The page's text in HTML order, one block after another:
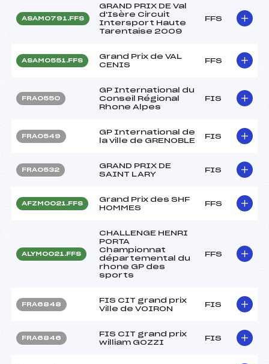
ASAM0791.FFS
GRAND PRIX DE Val
d'Isère Circuit
Intersport Haute
Tarentaise 2009
FFS
ASAM0551.FFS
Grand Prix de VAL
CENIS
FFS
FRA0550
GP International du
Conseil Régional
Rhone Alpes
FIS
FRA0549
GP International de
la ville de GRENOBLE
FIS
FRA0532
GRAND PRIX DE
SAINT LARY
FIS
AFZM0021.FFS
Grand Prix des SHF
HOMMES
FFS
ALYM0021.FFS
CHALLENGE HENRI
PORTA
Championnat
départemental du
rhone GP des
sports
FFS
FRA6848
FIS CIT grand prix
Ville de VOIRON
FIS
FRA6846
FIS CIT grand prix
william GOZZI
FIS